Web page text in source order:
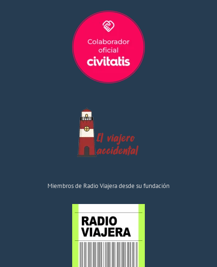
Miembros de Radio Viajera desde su fundación